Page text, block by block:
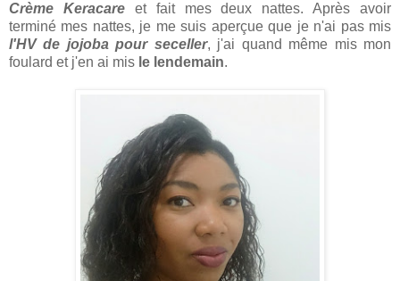
Crème Keracareet fait mes deux nattes. Après avoir
terminé mes nattes, je me suis aperçue que je n'ai pas mis
l'HV de jojoba pour seceller, j'ai quand même mis mon
foulard et j'en ai mis le lendemain.